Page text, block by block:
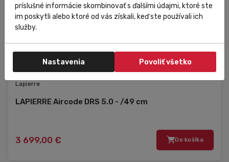
Externý sklad
Lapierre
LAPIERRE Aircode DRS 5.0 - /49 cm
3 699,00 € Do košíka
príslušné informácie skombinovať s ďalšími údajmi, ktoré ste
im poskytli alebo ktoré od vás získali, keď ste používali ich
služby.
Nastavenia Povoliť všetko